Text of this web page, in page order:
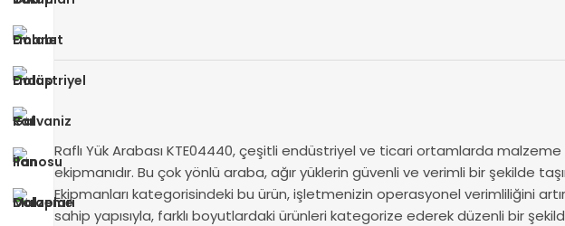
Raflı Yük Arabası KTE04440, çeşitli endüstriyel ve ticari ortamlarda
ekipmanıdır. Bu çok yönlü araba, ağır yüklerin güvenli ve verimli bir şekilde
Ekipmanları kategorisindeki bu ürün, işletmenizin operasyonel verimliliğini
sahip yapısıyla, farklı boyutlardaki ürünleri kategorize ederek düzenli bir